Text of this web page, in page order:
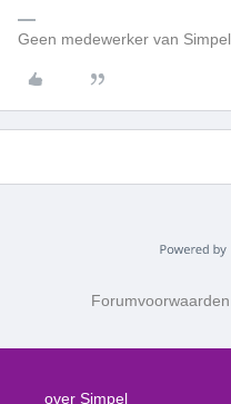
Geen medewerker van Simpel.
Forumvoorwaarden
over Simpel